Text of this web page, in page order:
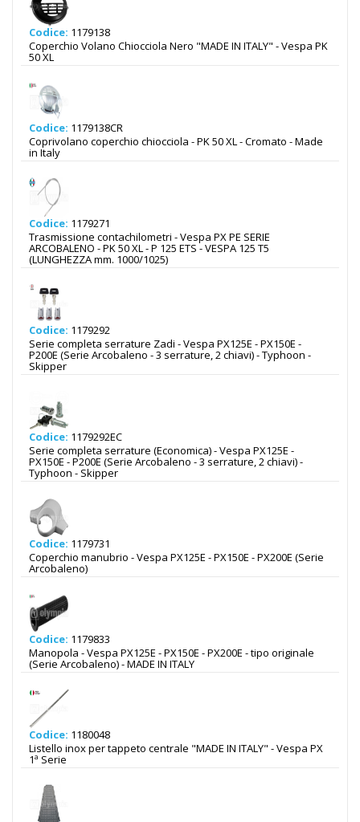
Codice: 1179138
Coperchio Volano Chiocciola Nero "MADE IN ITALY" - Vespa PK
50 XL
Codice: 1179138CR
Coprivolano coperchio chiocciola - PK 50 XL - Cromato - Made
in Italy
Codice: 1179271
Trasmissione contachilometri - Vespa PX PE SERIE
ARCOBALENO - PK 50 XL - P 125 ETS - VESPA 125 T5
(LUNGHEZZA mm. 1000/1025)
Codice: 1179292
Serie completa serrature Zadi - Vespa PX125E - PX150E -
P200E (Serie Arcobaleno - 3 serrature, 2 chiavi) - Typhoon -
Skipper
Codice: 1179292EC
Serie completa serrature (Economica) - Vespa PX125E -
PX150E - P200E (Serie Arcobaleno - 3 serrature, 2 chiavi) -
Typhoon - Skipper
Codice: 1179731
Coperchio manubrio - Vespa PX125E - PX150E - PX200E (Serie
Arcobaleno)
Codice: 1179833
Manopola - Vespa PX125E - PX150E - PX200E - tipo originale
(Serie Arcobaleno) - MADE IN ITALY
Codice: 1180048
Listello inox per tappeto centrale "MADE IN ITALY" - Vespa PX
1ª Serie